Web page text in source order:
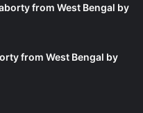
from West Bengal by
from West Bengal by